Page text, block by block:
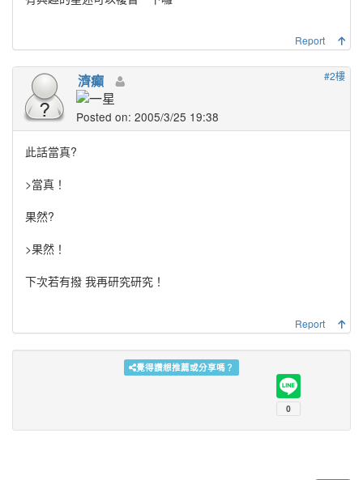
Report
#2樓
濟癲
Posted on: 2005/3/25 19:38
此話當真?
>當真！
果然?
>果然！
下次若有撥 我再研究研究！
Report
覺得讚想推薦或分享嗎？